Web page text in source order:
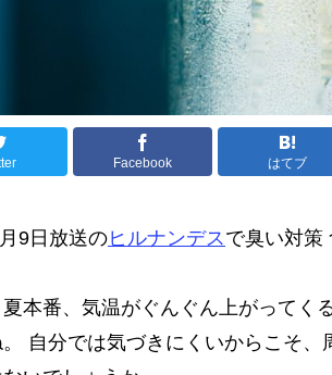
Facebook はてブ
9日放送のヒルナンデス で臭い対策
本番、気温がぐんぐん上がってく
自分では気づきにくいからこそ